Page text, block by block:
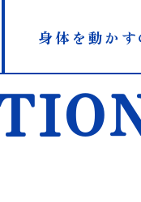
身体を動か